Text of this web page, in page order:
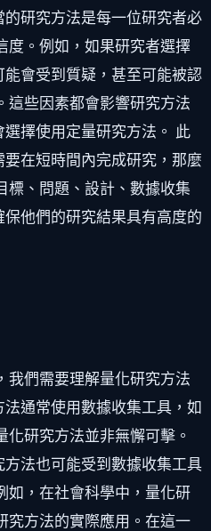
研究方法是每一位研究者必
度。例如，如果研究者選擇
會受到質疑，甚至可能被認
這些因素都會影響研究方法
擇使用定量研究方法。 此
在短時間內完成研究，那麼
標、問題、設計、數據收集
他們的研究結果具有高度的
我們需要理解量化研究方法
通常使用數據收集工具，如
研究方法並非無懈可擊。
法也可能受到數據收集工具
如，在社會科學中，量化研
究方法的實際應用。在這一